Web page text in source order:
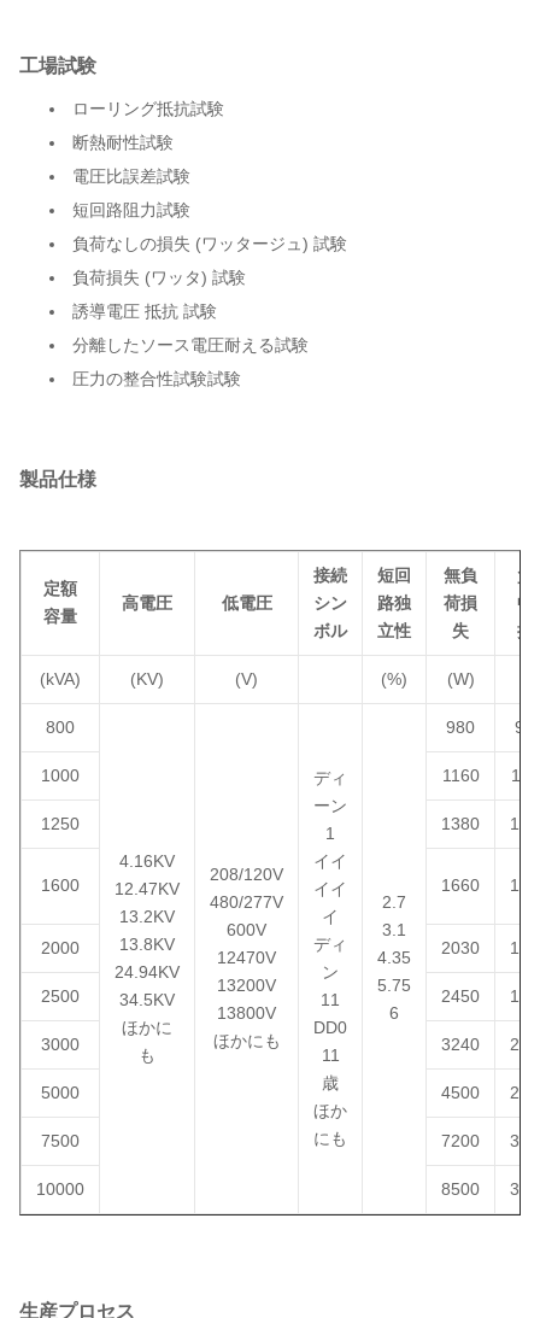
インフラストラ
クチャ
工場試験
ローリング抵抗試験
断熱耐性試験
電圧比誤差試験
短回路阻力試験
負荷なしの損失 (ワッタージュ) 試験
負荷損失 (ワッタ) 試験
誘導電圧 抵抗 試験
分離したソース電圧耐える試験
圧力の整合性試験試験
製品仕様
定額
容量
高電圧 低電圧
接続
シン
ボル
短回
路独
立性
無負
荷損
失
負
中
損
(kVA) (KV) (V) (%) (W)
800
4.16KV
12.47KV
13.2KV
13.8KV
24.94KV
34.5KV
ほかに
も
208/120V
480/277V
600V
12470V
13200V
13800V
ほかにも
ディ
ーン
1
イイ
イイ
イ
ディ
ン
11
DD0
11
歳
ほか
にも
2.7
3.1
4.35
5.75
6
980
1000 1160
1250 1380
1600 1660
2000 2030
2500 2450
3000 3240
5000 4500
7500 7200
10000 8500
生産プロセス